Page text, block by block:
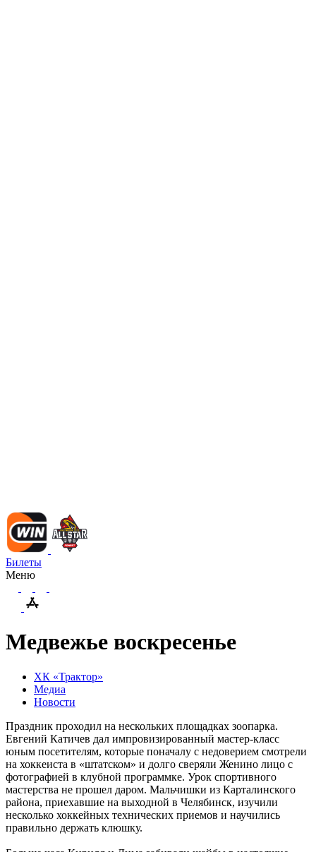
Билеты
Меню
Медвежье воскресенье
ХК «Трактор»
Медиа
Новости
Праздник проходил на нескольких площадках зоопарка.
Евгений Катичев дал импровизированный мастер-класс
юным посетителям, которые поначалу с недоверием смотрели
на хоккеиста в «штатском» и долго сверяли Женино лицо с
фотографией в клубной программке. Урок спортивного
мастерства не прошел даром. Мальчишки из Карталинского
района, приехавшие на выходной в Челябинск, изучили
несколько хоккейных технических приемов и научились
правильно держать клюшку.